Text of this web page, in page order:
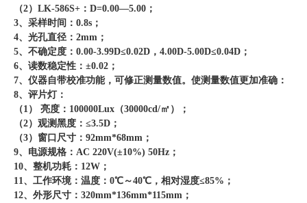
（2）LK-586S+：D=0.00—5.00；
3、采样时间：0.8s；
4、光孔直径：2mm；
5、不确定度：0.00-3.99D≤0.02D，4.00D-5.00D≤0.04D；
6、读数稳定性：±0.02；
7、仪器自带校准功能，可修正测量数值。使测量数值更加准确：
8、评片灯：
（1） 亮度：100000Lux（30000cd/㎡）；
（2）观测黑度：≤3.5D；
（3）窗口尺寸：92mm*68mm；
9、电源规格：AC 220V(±10%) 50Hz；
10、整机功耗：12W；
11、工作环境：温度：0℃～40℃，相对湿度≤85%；
12、外形尺寸：320mm*136mm*115mm；